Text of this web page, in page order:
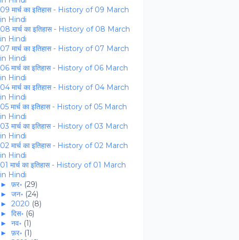
09 मार्च का इतिहास - History of 09 March
in Hindi
08 मार्च का इतिहास - History of 08 March
in Hindi
07 मार्च का इतिहास - History of 07 March
in Hindi
06 मार्च का इतिहास - History of 06 March
in Hindi
04 मार्च का इतिहास - History of 04 March
in Hindi
05 मार्च का इतिहास - History of 05 March
in Hindi
03 मार्च का इतिहास - History of 03 March
in Hindi
02 मार्च का इतिहास - History of 02 March
in Hindi
01 मार्च का इतिहास - History of 01 March
in Hindi
► फ़र॰ (29)
► जन॰ (24)
► 2020 (8)
► दिस॰ (6)
► नव॰ (1)
► फ़र॰ (1)